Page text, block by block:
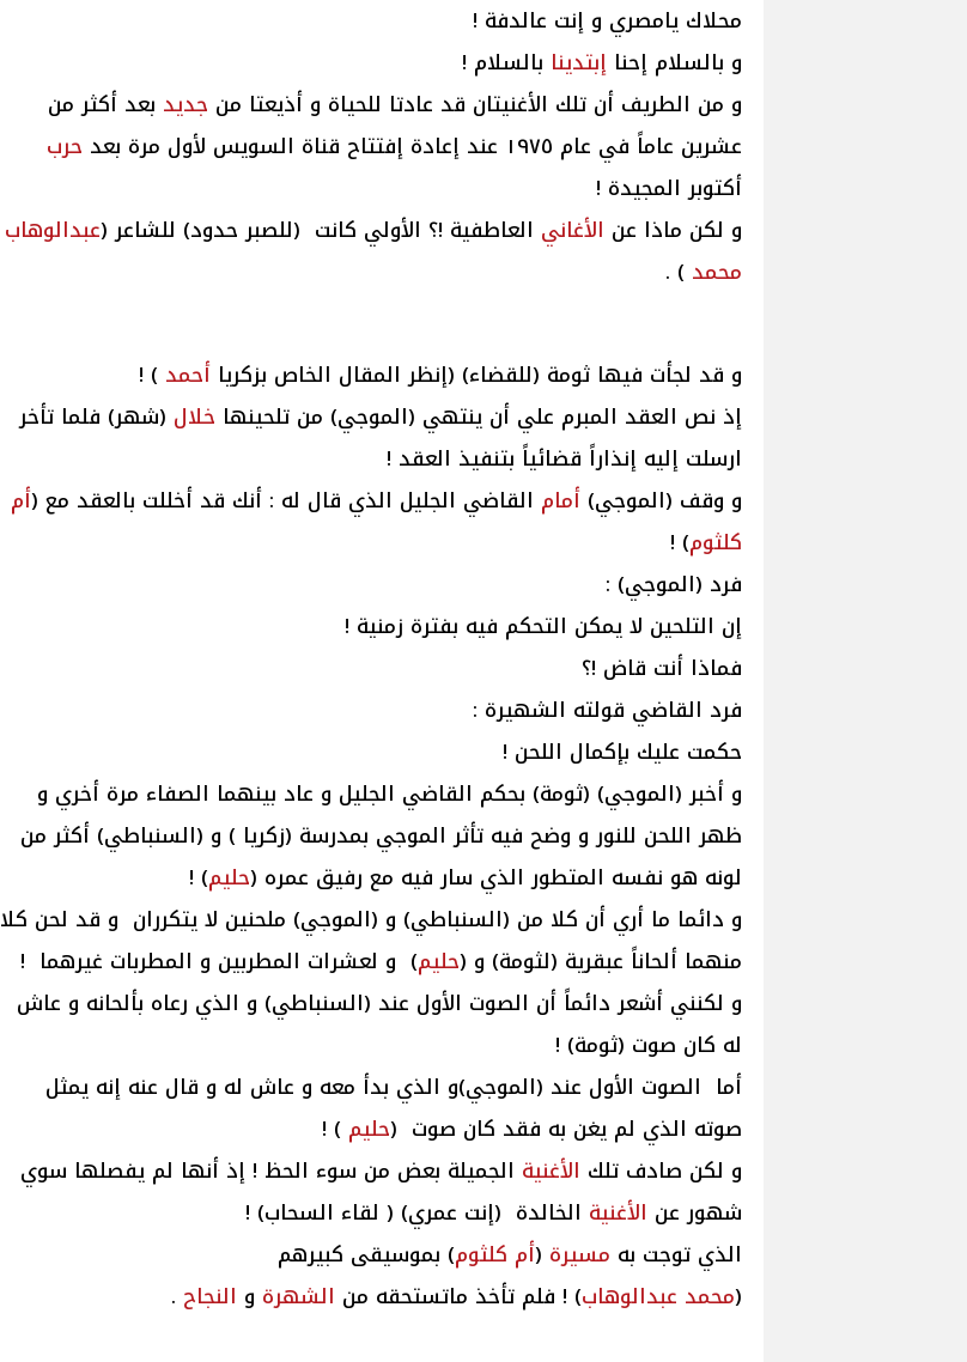
محلاك يامصري و إنت عالدفة !
و بالسلام إحنا إبتدينا بالسلام !
و من الطريف أن تلك الأغنيتان قد عادتا للحياة و أذيعتا من جديد بعد أكثر من
عشرين عاماً في عام ١٩٧٥ عند إعادة إفتتاح قناة السويس لأول مرة بعد
حرب
أكتوبر المجيدة !
و لكن ماذا عن الأغاني العاطفية !؟ الأولي كانت (للصبر حدود) للشاعر (عبدالوهاب
محمد ) .
و قد لجأت فيها ثومة (للقضاء) (إنظر المقال الخاص بزكريا أحمد ) !
إذ نص العقد المبرم علي أن ينتهي (الموجي) من تلحينها خلال (شهر) فلما تأخر
ارسلت إليه إنذاراً قضائياً بتنفيذ العقد !
و وقف (الموجي) أمام القاضي الجليل الذي قال له : أنك قد أخللت بالعقد مع (أم
كلثوم) !
فرد (الموجي) :
إن التلحين لا يمكن التحكم فيه بفترة زمنية !
فماذا أنت قاض !؟
فرد القاضي قولته الشهيرة :
حكمت عليك بإكمال اللحن !
و أخبر (الموجي) (ثومة) بحكم القاضي الجليل و عاد بينهما الصفاء مرة أخري و
ظهر اللحن للنور و وضح فيه تأثر الموجي بمدرسة (زكريا ) و (السنباطي) أكثر من
لونه هو نفسه المتطور الذي سار فيه مع رفيق عمره (حليم) !
و دائما ما أري أن كلا من (السنباطي) و (الموجي) ملحنين لا يتكرران و قد لحن كلا
منهما ألحاناً عبقرية (لثومة) و (حليم) و لعشرات المطربين و المطربات غيرهما !
و لكنني أشعر دائماً أن الصوت الأول عند (السنباطي) و الذي رعاه بألحانه و عاش
له كان صوت (ثومة) !
أما الصوت الأول عند (الموجي)و الذي بدأ معه و عاش له و قال عنه إنه يمثل
صوته الذي لم يغن به فقد كان صوت (حليم ) !
و لكن صادف تلك الأغنية الجميلة بعض من سوء الحظ ! إذ أنها لم يفصلها سوي
شهور عن الأغنية الخالدة (إنت عمري) ( لقاء السحاب) !
الذي توجت به مسيرة (أم كلثوم) بموسيقى كبيرهم
(محمد عبدالوهاب) ! فلم تأخذ ماتستحقه من الشهرة و النجاح .